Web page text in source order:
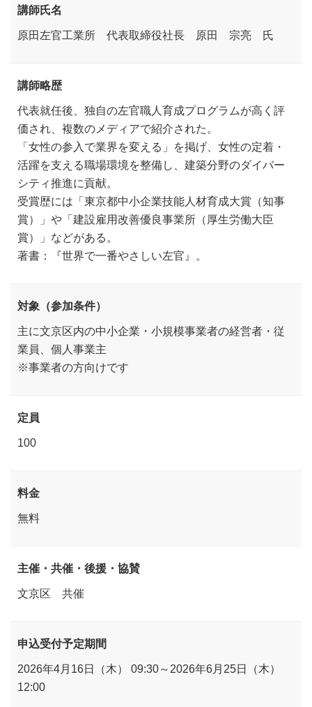
講師氏名
原田左官工業所 代表取締役社長 原田 宗亮 氏
講師略歴
代表就任後、独自の左官職人育成プログラムが高く評
価され、複数のメディアで紹介された。
「女性の参入で業界を変える」を掲げ、女性の定着・
活躍を支える職場環境を整備し、建築分野のダイバー
シティ推進に貢献。
受賞歴には「東京都中小企業技能人材育成大賞（知事
賞）」や「建設雇用改善優良事業所（厚生労働大臣
賞）」などがある。
著書：『世界で一番やさしい左官』。
対象（参加条件）
主に文京区内の中小企業・小規模事業者の経営者・従
業員、個人事業主
※事業者の方向けです
定員
100
料金
無料
主催・共催・後援・協賛
文京区 共催
申込受付予定期間
2026年4月16日（木） 09:30～2026年6月25日（木）
12:00